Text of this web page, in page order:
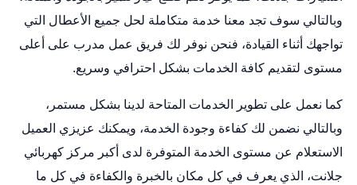
وبالتالي سوف تجد معنا خدمة متكاملة لحل جميع الأعطال التي
تواجهك أثناء القيادة، فنحن نوفر لك فريق عمل مدرب على أعلى
مستوى لتقديم كافة الخدمات بشكل احترافي وسريع.
كما نعمل على تطوير الخدمات المتاحة لدينا بشكل مستمر،
وبالتالي نضمن لك كفاءة وجودة الخدمة، ويمكنك عزيزي العميل
الاستعلام عن مستوى الخدمة المتوفرة لدى أكبر مركز كهربائي
جلانت، الذي يعرف في كل مكان بالخبرة والكفاءة في كل ما